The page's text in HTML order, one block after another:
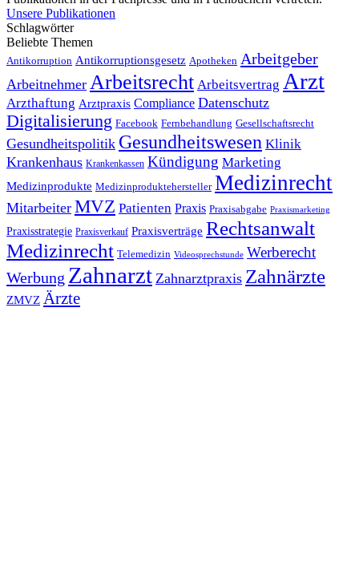
Unsere Publikationen
Schlagwörter
Beliebte Themen
Antikorruption Antikorruptionsgesetz Apotheken Arbeitgeber
Arbeitnehmer Arbeitsrecht Arbeitsvertrag Arzt
Arzthaftung Arztpraxis Compliance Datenschutz
Digitalisierung Facebook Fernbehandlung Gesellschaftsrecht
Gesundheitspolitik Gesundheitswesen Klinik
Krankenhaus Krankenkassen Kündigung Marketing
Medizinprodukte Medizinproduktehersteller Medizinrecht
Mitarbeiter MVZ Patienten Praxis Praxisabgabe Praxismarketing
Praxisstrategie Praxisverkauf Praxisverträge Rechtsanwalt
Medizinrecht Telemedizin Videosprechstunde Werberecht
Werbung Zahnarzt Zahnarztpraxis Zahnärzte
ZMVZ Ärzte